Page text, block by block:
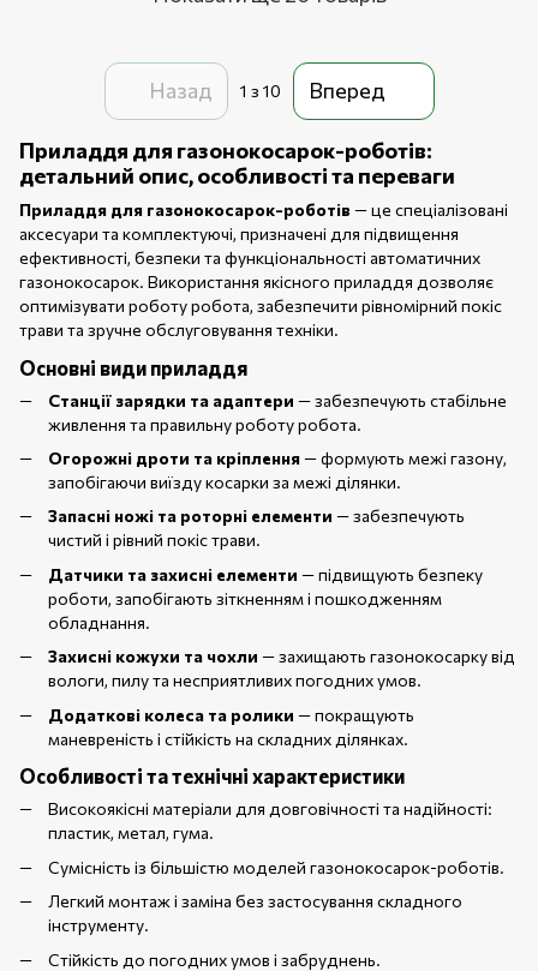
Назад 1 з 10 Вперед
Приладдя для газонокосарок-роботів:
детальний опис, особливості та переваги
Приладдя для газонокосарок-роботів — це спеціалізовані
аксесуари та комплектуючі, призначені для підвищення
ефективності, безпеки та функціональності автоматичних
газонокосарок. Використання якісного приладдя дозволяє
оптимізувати роботу робота, забезпечити рівномірний покіс
трави та зручне обслуговування техніки.
Основні види приладдя
Станції зарядки та адаптери — забезпечують стабільне
живлення та правильну роботу робота.
Огорожні дроти та кріплення— формують межі газону,
запобігаючи виїзду косарки за межі ділянки.
Запасні ножі та роторні елементи — забезпечують
чистий і рівний покіс трави.
Датчики та захисні елементи — підвищують безпеку
роботи, запобігають зіткненням і пошкодженням
обладнання.
Захисні кожухи та чохли — захищають газонокосарку від
вологи, пилу та несприятливих погодних умов.
Додаткові колеса та ролики — покращують
маневреність і стійкість на складних ділянках.
Особливості та технічні характеристики
Високоякісні матеріали для довговічності та надійності:
пластик, метал, гума.
Сумісність із більшістю моделей газонокосарок-роботів.
Легкий монтаж і заміна без застосування складного
інструменту.
Стійкість до погодних умов і забруднень.